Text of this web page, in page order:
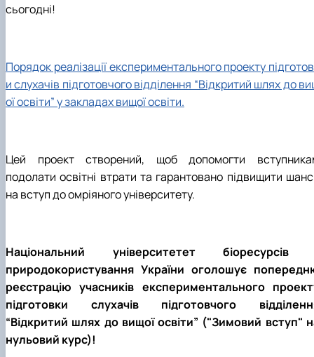
сьогодні!
Порядок реалізації експериментального проекту
и слухачів підготовчого відділення “Відкритий шлях до
ої освіти” у закладах вищої освіти.
Цей проект створений, щоб допомогти
подолати освітні втрати та гарантовано підвищити
на вступ до омріяного університету.
Національний університетет біоресурсів
природокористування України оголошує
реєстрацію учасників експериментального
підготовки слухачів підготовчого
“Відкритий шлях до вищої освіти” ("Зимовий вступ"
нульовий курс)!